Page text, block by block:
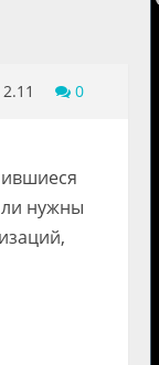
0
нужны